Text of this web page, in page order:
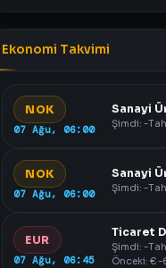
Ekonomi Takvimi
NOK
07 Ağu, 06:00
Sanayi
Şimdi: -
NOK
07 Ağu, 06:00
Sanayi
Şimdi: -
EUR
07 Ağu, 06:45
Ticaret
Şimdi: -
Önceki: € -